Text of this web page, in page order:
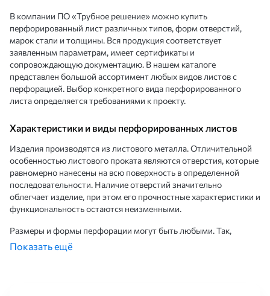
В компании ПО «Трубное решение» можно купить
перфорированный лист различных типов, форм отверстий,
марок стали и толщины. Вся продукция соответствует
заявленным параметрам, имеет сертификаты и
сопровождающую документацию. В нашем каталоге
представлен большой ассортимент любых видов листов с
перфорацией. Выбор конкретного вида перфорированного
листа определяется требованиями к проекту.
Характеристики и виды перфорированных листов
Изделия производятся из листового металла. Отличительной
особенностью листового проката являются отверстия, которые
равномерно нанесены на всю поверхность в определенной
последовательности. Наличие отверстий значительно
облегчает изделие, при этом его прочностные характеристики и
функциональность остаются неизменными.
Размеры и формы перфорации могут быть любыми. Так,
например, квадратная перфорация обладает более высокой
пропускной способностью и используется при изготовлении
Показать ещё